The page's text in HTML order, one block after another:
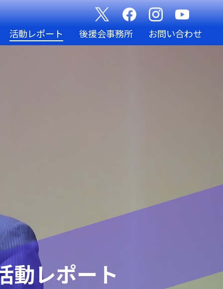
活動レポート 後援会事務所 お問い合わせ
動レポート